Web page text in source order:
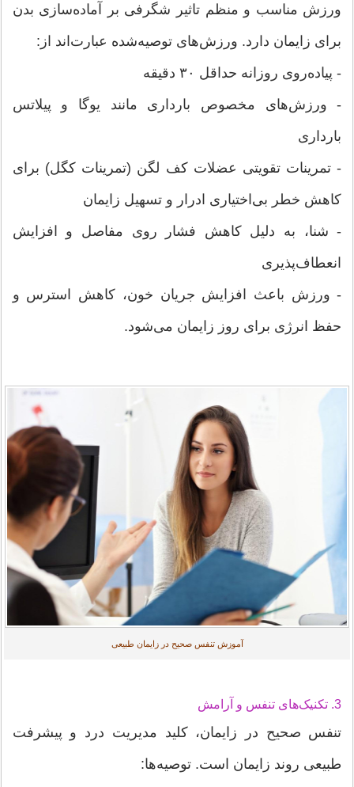
ورزش مناسب و منظم تاثیر شگرفی بر آماده‌سازی بدن
برای زایمان دارد. ورزش‌های توصیه‌شده عبارت‌اند از:
- پیاده‌روی روزانه حداقل ۳۰ دقیقه
- ورزش‌های مخصوص بارداری مانند یوگا و پیلاتس
بارداری
- تمرینات تقویتی عضلات کف لگن (تمرینات کگل) برای
کاهش خطر بی‌اختیاری ادرار و تسهیل زایمان
- شنا، به دلیل کاهش فشار روی مفاصل و افزایش
انعطاف‌پذیری
- ورزش باعث افزایش جریان خون، کاهش استرس و
حفظ انرژی برای روز زایمان می‌شود.
آموزش تنفس صحیح در زایمان طبیعی
3. تکنیک‌های تنفس و آرامش
تنفس صحیح در زایمان، کلید مدیریت درد و پیشرفت
طبیعی روند زایمان است. توصیه‌ها: